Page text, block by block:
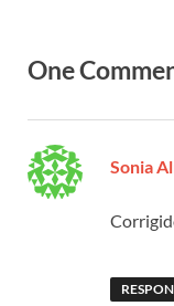
One
Sonia